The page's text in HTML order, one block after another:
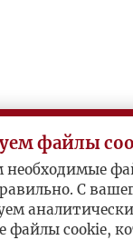
файлы
необходимые
С
файлы cookie,